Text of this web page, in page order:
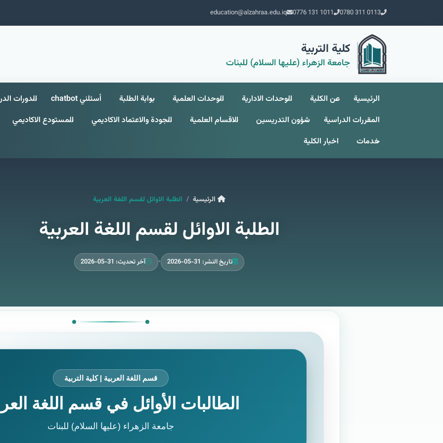
0780 311 0113
0776 131 1011
education@alzahraa.edu.iq
كلية التربية
جامعة الزهراء (عليها السلام) للبنات
الرئيسية عن الکلیة الوحدات الادارية الوحدات العلمية بوابة الطلبة أسئلني chatbot
الدورات
المقررات الدراسية
شؤون التدريسين الاقسام العلمية الجودة والاعتماد الاكاديمي
المستودع الاكاديمي
خدمات
اخبار الكلية
الرئيسية الطلبة الاوائل لقسم اللغة العربية
الطلبة الاوائل لقسم اللغة العربية
تاريخ النشر: 31-05-2026 • آخر تحديث: 31-05-2026
قسم اللغة العربية | كلية التربية
الطالبات الأوائل في قسم اللغة
جامعة الزهراء (عليها السلام) للبنات